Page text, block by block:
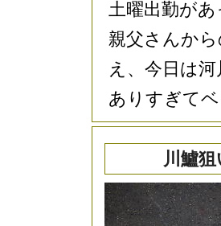
土曜出勤が
親父さんか
え、今日は
ありすぎて
川鱸